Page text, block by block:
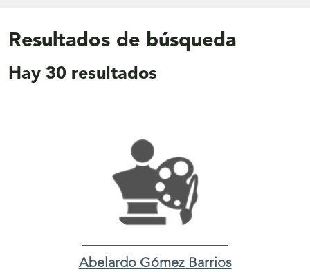
Resultados de búsqueda
Hay 30 resultados
Abelardo Gómez Barrios